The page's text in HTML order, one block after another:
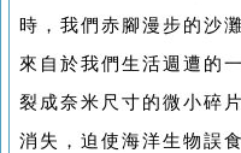
時，我們赤腳漫步的沙
來自於我們生活週遭的
裂成奈米尺寸的微小碎
消失，迫使海洋生物誤